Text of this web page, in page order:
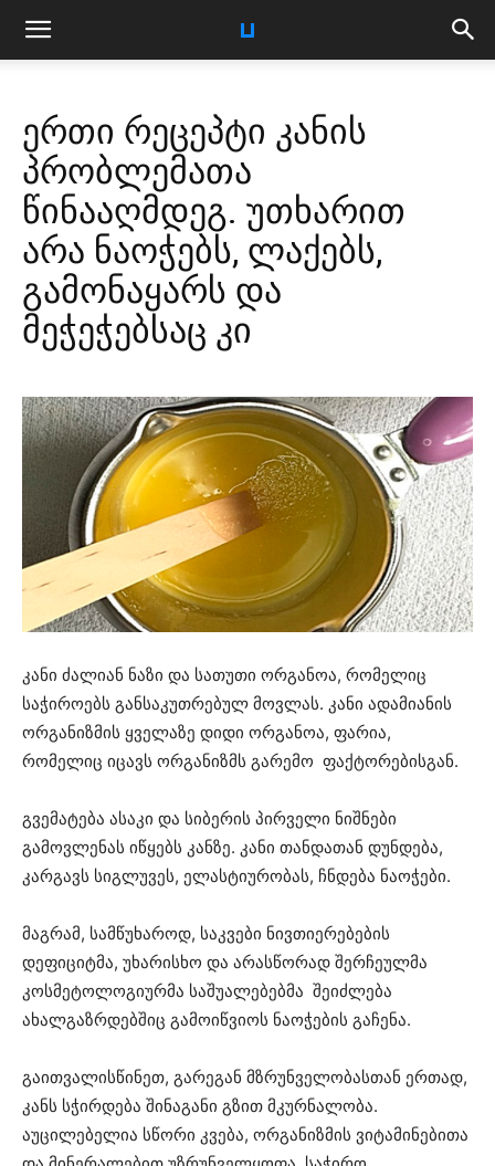
ერთი რეცეპტი კანის
პრობლემათა
წინააღმდეგ. უთხარით
არა ნაოჭებს, ლაქებს,
გამონაყარს და
მეჭეჭებსაც კი
კანი ძალიან ნაზი და სათუთი ორგანოა, რომელიც
საჭიროებს განსაკუთრებულ მოვლას. კანი ადამიანის
ორგანიზმის ყველაზე დიდი ორგანოა, ფარია,
რომელიც იცავს ორგანიზმს გარემო ფაქტორებისგან.
გვემატება ასაკი და სიბერის პირველი ნიშნები
გამოვლენას იწყებს კანზე. კანი თანდათან დუნდება,
კარგავს სიგლუვეს, ელასტიურობას, ჩნდება ნაოჭები.
მაგრამ, სამწუხაროდ, საკვები ნივთიერებების
დეფიციტმა, უხარისხო და არასწორად შერჩეულმა
კოსმეტოლოგიურმა საშუალებებმა შეიძლება
ახალგაზრდებშიც გამოიწვიოს ნაოჭების გაჩენა.
გაითვალისწინეთ, გარეგან მზრუნველობასთან ერთად,
კანს სჭირდება შინაგანი გზით მკურნალობა.
აუცილებელია სწორი კვება, ორგანიზმის ვიტამინებითა